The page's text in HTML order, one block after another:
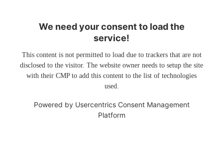
We need your consent to load the
service!
This content is not permitted to load due to trackers that are not
disclosed to the visitor. The website owner needs to setup the site
with their CMP to add this content to the list of technologies
used.
Powered by Usercentrics Consent Management
Platform